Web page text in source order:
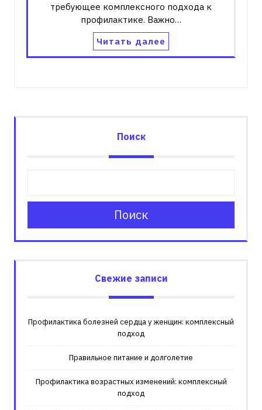
требующее комплексного подхода к
профилактике. Важно…
Читать далее
Поиск
Поиск
Свежие записи
Профилактика болезней сердца у женщин: комплексный
подход
Правильное питание и долголетие
Профилактика возрастных изменений: комплексный
подход